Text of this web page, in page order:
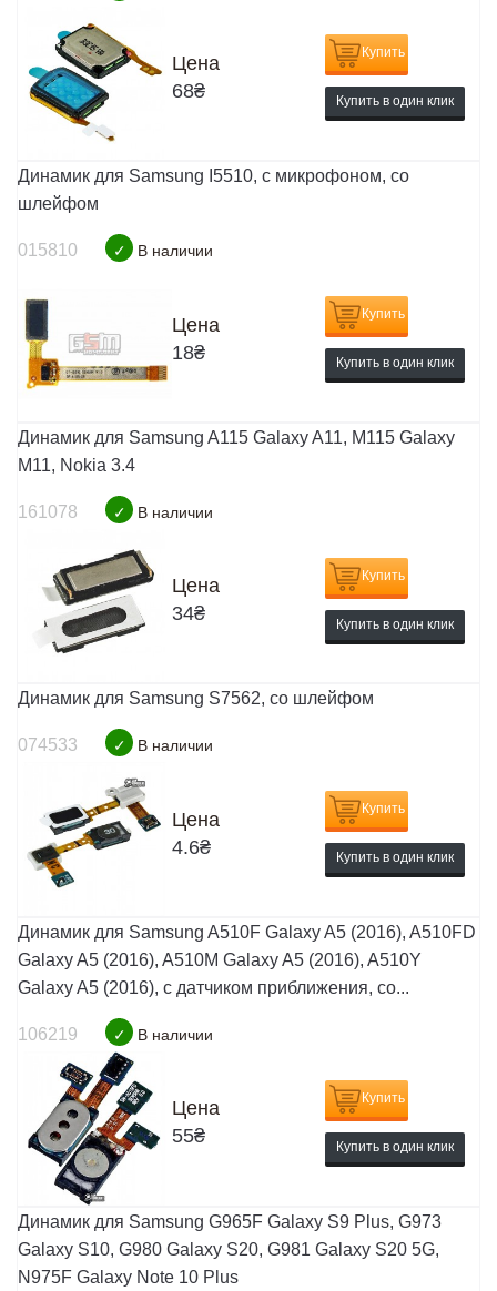
Цена
68₴
Купить
Купить в один клик
Динамик для Samsung I5510, с микрофоном, со
шлейфом
015810 ✓ В наличии
Цена
18₴
Купить
Купить в один клик
Динамик для Samsung A115 Galaxy A11, M115 Galaxy
M11, Nokia 3.4
161078 ✓ В наличии
Цена
34₴
Купить
Купить в один клик
Динамик для Samsung S7562, со шлейфом
074533 ✓ В наличии
Цена
4.6₴
Купить
Купить в один клик
Динамик для Samsung A510F Galaxy A5 (2016), A510FD
Galaxy A5 (2016), A510M Galaxy A5 (2016), A510Y
Galaxy A5 (2016), с датчиком приближения, со...
106219 ✓ В наличии
Цена
55₴
Купить
Купить в один клик
Динамик для Samsung G965F Galaxy S9 Plus, G973
Galaxy S10, G980 Galaxy S20, G981 Galaxy S20 5G,
N975F Galaxy Note 10 Plus